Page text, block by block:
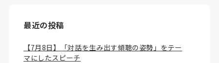
最近の投稿
【7月8日】「対話を生み出す傾聴の姿勢」をテー
マにしたスピーチ